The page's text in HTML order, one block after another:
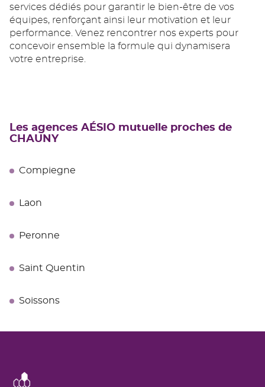
services dédiés pour garantir le bien-être de vos
équipes, renforçant ainsi leur motivation et leur
performance. Venez rencontrer nos experts pour
concevoir ensemble la formule qui dynamisera
votre entreprise.
Les agences AÉSIO mutuelle proches de
CHAUNY
Compiegne
Laon
Peronne
Saint Quentin
Soissons